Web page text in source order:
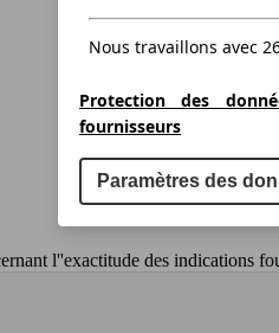
l''exactitude des indications
Nous travaillons avec
Protection des
fournisseurs
Paramètres des